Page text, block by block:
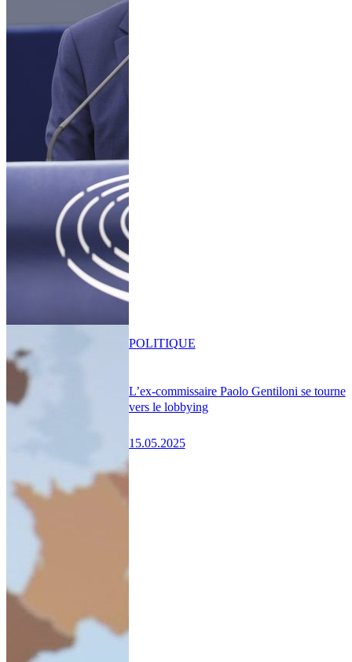
L’ex-commissaire Paolo Gentiloni se tourne
vers le lobbying
15.05.2025
POLITIQUE